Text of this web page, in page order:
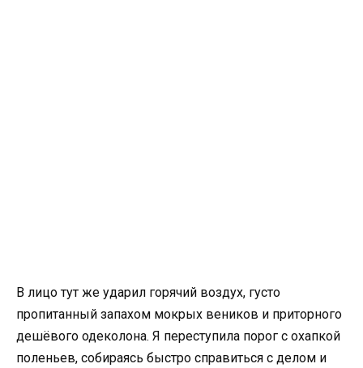
В лицо тут же ударил горячий воздух, густо
пропитанный запахом мокрых веников и приторного
дешёвого одеколона. Я переступила порог с охапкой
поленьев, собираясь быстро справиться с делом и